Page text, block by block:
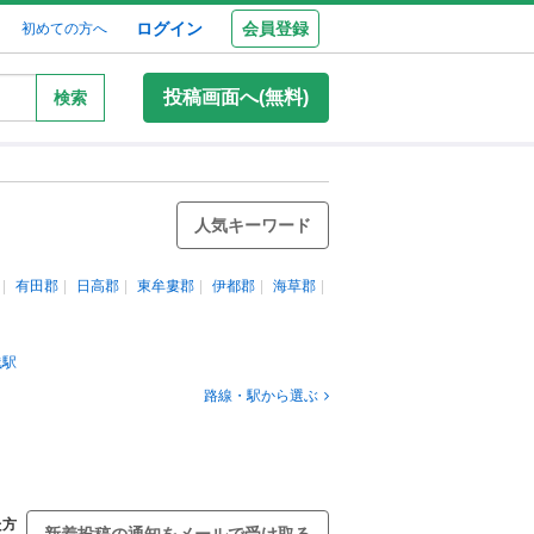
初めての方へ ログイン 会員登録
検索 投稿画面へ(無料)
人気キーワード
有田郡 日高郡 東牟婁郡 伊都郡 海草郡
路線・駅から選ぶ